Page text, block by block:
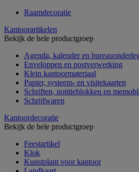
Raamdecoratie
Kantoorartikelen
Bekijk de hele productgroep
Agenda, kalender en
Enveloppen en postverwerking
Klein kantoormateriaal
Papier, systeem- en visitekaarten
Schriften, notitieblokken en
Schrijfwaren
Kantoordecoratie
Bekijk de hele productgroep
Feestartikel
Klok
Kunstplant voor kantoor